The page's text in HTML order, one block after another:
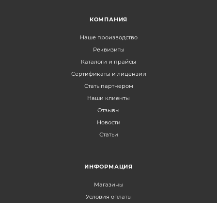
КОМПАНИЯ
Наше производство
Реквизиты
Каталоги и прайсы
Сертификаты и лицензии
Стать партнером
Наши клиенты
Отзывы
Новости
Статьи
ИНФОРМАЦИЯ
Магазины
Условия оплаты